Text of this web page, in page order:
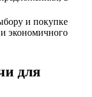
и покупке
экономичного
для